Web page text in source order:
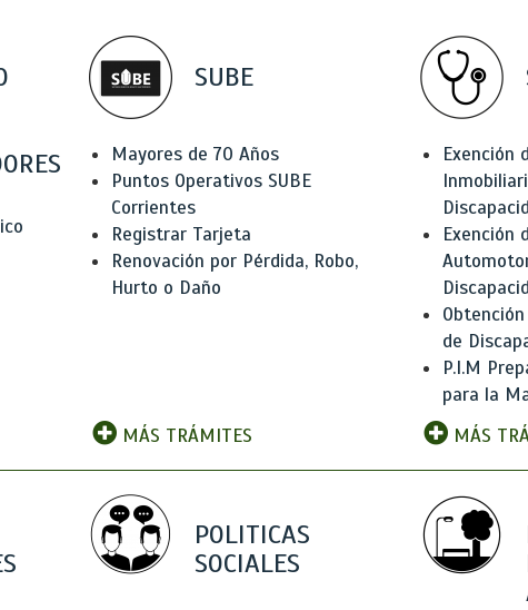
SUBE
Mayores de 70 Años
Puntos Operativos SUBE
Corrientes
Registrar Tarjeta
Renovación por Pérdida, Robo,
Hurto o Daño
MÁS TRÁMITES
Exención
Exención
de
P.I.M
para la
MÁS
POLITICAS
SOCIALES